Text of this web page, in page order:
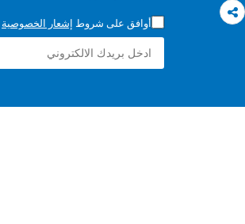
أوافق على شروط إشعار الخصوصية